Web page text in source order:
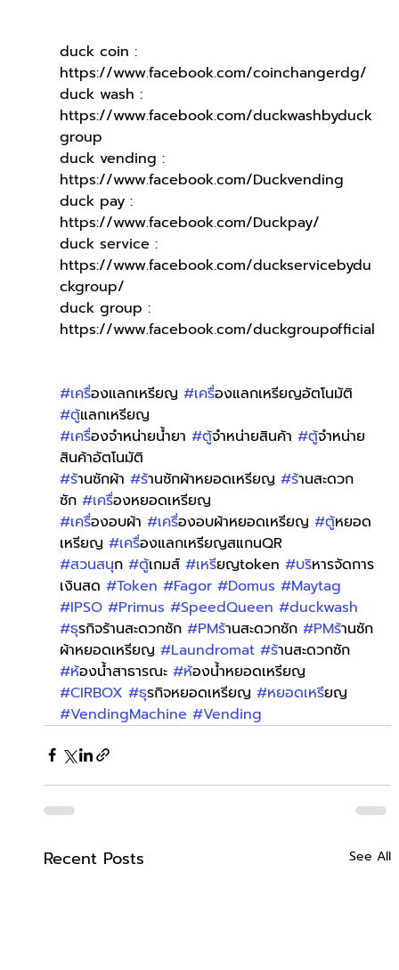
duck coin :
https://www.facebook.com/coinchangerdg/
duck wash :
https://www.facebook.com/duckwashbyduck
group
duck vending :
https://www.facebook.com/Duckvending
duck pay :
https://www.facebook.com/Duckpay/
duck service :
https://www.facebook.com/duckservicebydu
ckgroup/
duck group :
https://www.facebook.com/duckgroupofficial
#เครื่องแลกเหรียญ #เครื่องแลกเหรียญอัตโนมัติ
#ตู้แลกเหรียญ
#เครื่องจำหน่ายน้ำยา #ตู้จำหน่ายสินค้า #ตู้จำหน่าย
สินค้าอัตโนมัติ
#ร้านซักผ้า #ร้านซักผ้าหยอดเหรียญ #ร้านสะดวก
ซัก #เครื่องหยอดเหรียญ
#เครื่องอบผ้า #เครื่องอบผ้าหยอดเหรียญ #ตู้หยอด
เหรียญ #เครื่องแลกเหรียญสแกนQR
#สวนสนุก #ตู้เกมส์ #เหรียญtoken #บริหารจัดการ
เงินสด #Token #Fagor #Domus #Maytag
#IPSO #Primus #SpeedQueen #duckwash
#ธุรกิจร้านสะดวกซัก #PMร้านสะดวกซัก #PMร้านซัก
ผ้าหยอดเหรียญ #Laundromat #ร้านสะดวกซัก
#ห้องน้ำสาธารณะ #ห้องน้ำหยอดเหรียญ
#CIRBOX #ธุรกิจหยอดเหรียญ #หยอดเหรียญ
#VendingMachine #Vending
Recent Posts See All